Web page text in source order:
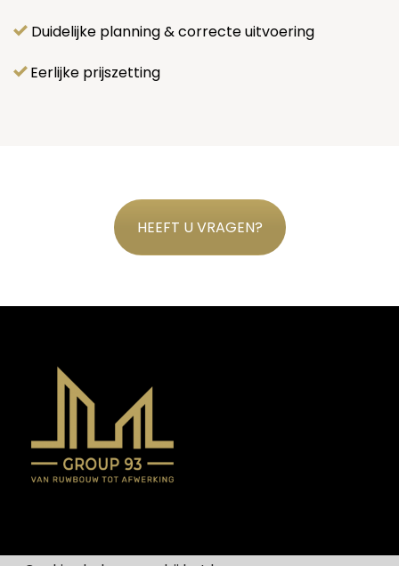
Duidelijke planning & correcte uitvoering
Eerlijke prijszetting
HEEFT U VRAGEN?